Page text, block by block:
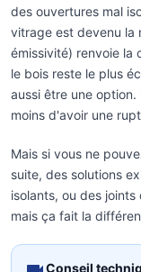
des ouvertures mal
vitrage est devenu la
émissivité) renvoie la
le bois reste le plus
aussi être une
moins d'avoir une
Mais si vous ne
suite, des solutions
isolants, ou des
mais ça fait la
Conseil